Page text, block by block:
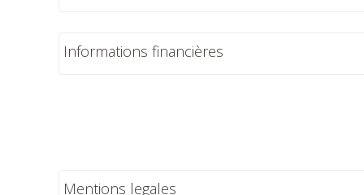
Informations financières
Mentions legales